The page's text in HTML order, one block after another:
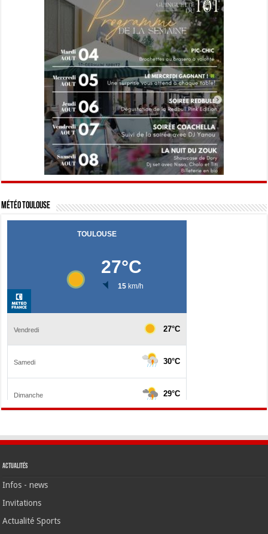
Météo Toulouse
Actualités
Infos - news
Invitations
Actualité Sports